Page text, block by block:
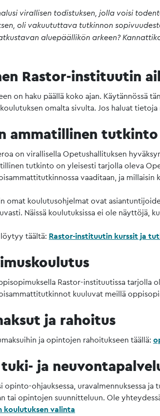
virallisen todistuksen, jolla voisi
oli vakuututtava tutkinnon
aluepäällikön arkeen?
Rastor-instituutin
on haku päällä koko ajan. Käytännössä
omalta sivulta. Jos haluat
ammatillinen
on virallisella Opetushallituksen
tutkinto on yleisesti tarjolla oleva
vaaditaan, ja millaisin
omat koulutusohjelmat ovat
Näissä koulutuksissa ei ole näyttöjä,
löytyy täältä: Rastor-instituutin kurssit ja
Rastor-instituutissa tarjolla
kuuluvat meillä
ja rahoitus
ja opintojen rahoitukseen täällä:
tuki- ja
opinto-ohjauksessa, uravalmennuksessa
tai opintojen suunnitteluun. Ole
koulutuksen valinta